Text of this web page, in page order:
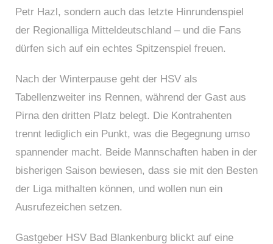
Petr Hazl, sondern auch das letzte Hinrundenspiel
der Regionalliga Mitteldeutschland – und die Fans
dürfen sich auf ein echtes Spitzenspiel freuen.
Nach der Winterpause geht der HSV als
Tabellenzweiter ins Rennen, während der Gast aus
Pirna den dritten Platz belegt. Die Kontrahenten
trennt lediglich ein Punkt, was die Begegnung umso
spannender macht. Beide Mannschaften haben in der
bisherigen Saison bewiesen, dass sie mit den Besten
der Liga mithalten können, und wollen nun ein
Ausrufezeichen setzen.
Gastgeber HSV Bad Blankenburg blickt auf eine